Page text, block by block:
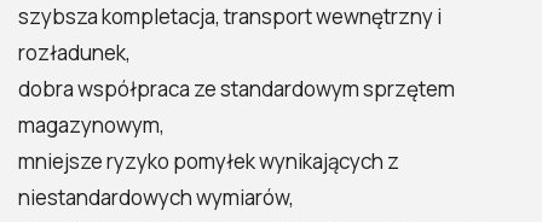
szybsza kompletacja, transport wewnętrzny i
rozładunek,
dobra współpraca ze standardowym sprzętem
magazynowym,
mniejsze ryzyko pomyłek wynikających z
niestandardowych wymiarów,